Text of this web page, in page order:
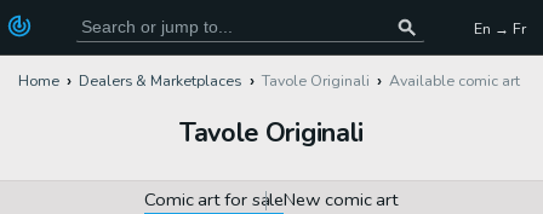
En → Fr
Home Dealers & Marketplaces Tavole Originali Available comic art
Tavole Originali
Comic art for saleNew comic art